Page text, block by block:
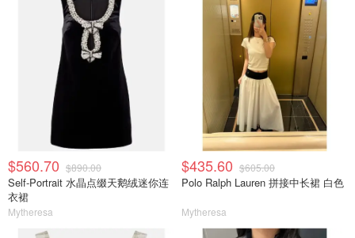
$560.70 $890.00
Self-Portrait 水晶点缀天鹅绒迷你连
衣裙
Mytheresa
$435.60 $605.00
Polo Ralph Lauren 拼接中长裙 白色
Mytheresa